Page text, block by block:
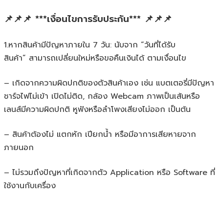
📌📌📌 ***เงื่อนไขการรับประกัน*** 📌📌📌
1.หากสินค้ามีปัญหาภายใน 7 วัน: นับจาก “วันที่ได้รับ
สินค้า” สามารถเปลี่ยนใหม่หรือขอคืนเงินได้ ตามเงื่อนไข
– เกิดจากความผิดปกติของตัวสินค้าเอง เช่น แบตเตอรี่มีปัญหา
ชาร์จไฟไม่เข้า เปิดไม่ติด, กล้อง Webcam ภาพเป็นเส้นหรือ
เลนส์มีความผิดปกติ หูฟังหรือลำโพงเสียงไม่ออก เป็นต้น
– สินค้าต้องไม่ แตกหัก เปียกน้ำ หรือมีอาการเสียหายจาก
ภายนอก
– ไม่รวมถึงปัญหาที่เกิดจากตัว Application หรือ Software ที่
ใช้งานกับเครื่อง